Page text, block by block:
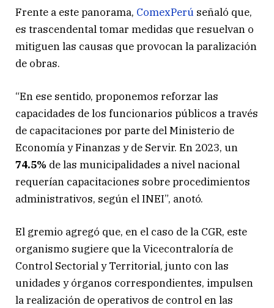
Frente a este panorama, ComexPerú señaló que,
es trascendental tomar medidas que resuelvan o
mitiguen las causas que provocan la paralización
de obras.
“En ese sentido, proponemos reforzar las
capacidades de los funcionarios públicos a través
de capacitaciones por parte del Ministerio de
Economía y Finanzas y de Servir. En 2023, un
74.5% de las municipalidades a nivel nacional
requerían capacitaciones sobre procedimientos
administrativos, según el INEI”, anotó.
El gremio agregó que, en el caso de la CGR, este
organismo sugiere que la Vicecontraloría de
Control Sectorial y Territorial, junto con las
unidades y órganos correspondientes, impulsen
la realización de operativos de control en las